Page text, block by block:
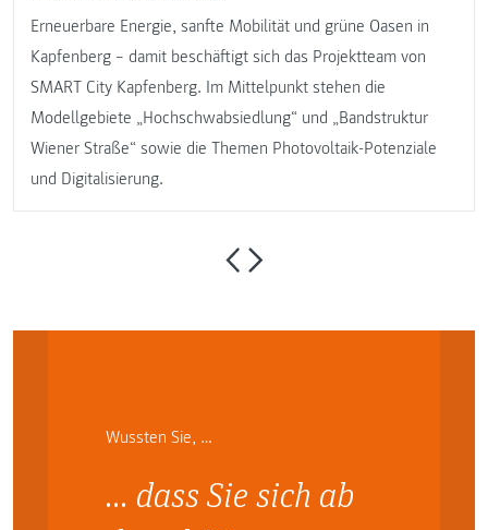
Erneuerbare Energie, sanfte Mobilität und grüne Oasen in
Kapfenberg − damit beschäftigt sich das Projektteam von
SMART City Kapfenberg. Im Mittelpunkt stehen die
Modellgebiete „Hochschwabsiedlung“ und „Bandstruktur
Wiener Straße“ sowie die Themen Photovoltaik-Potenziale
und Digitalisierung.
Wussten Sie, …
… dass Sie sich ab